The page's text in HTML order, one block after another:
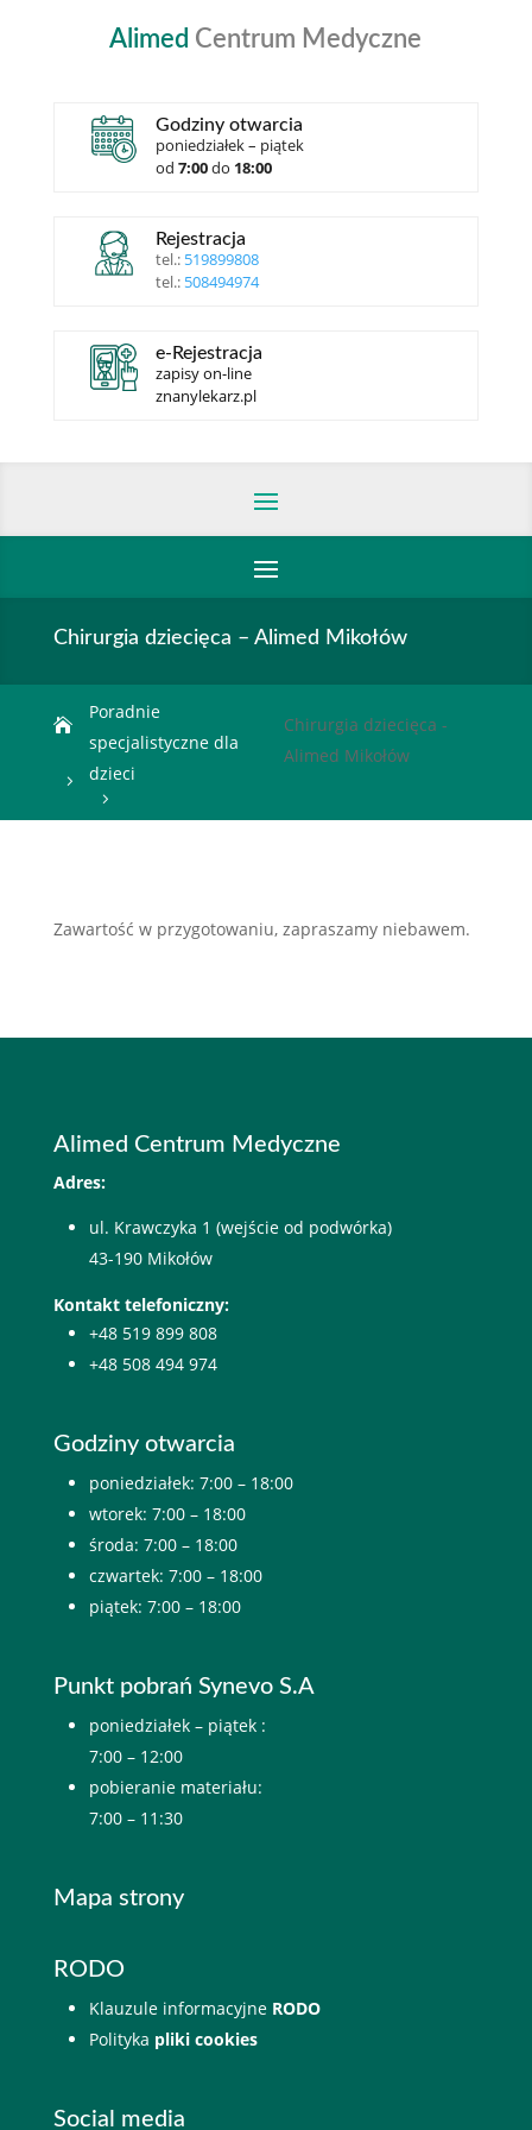
Alimed Centrum Medyczne
Godziny otwarcia
poniedziałek – piątek
od 7:00do 18:00
Rejestracja
tel.: 519899808
tel.: 508494974
e-Rejestracja
zapisy on-line
znanylekarz.pl
Chirurgia dziecięca – Alimed Mikołów

Poradnie
specjalistyczne dla
dzieci
Chirurgia dziecięca -
Alimed Mikołów
Zawartość w przygotowaniu, zapraszamy niebawem.
Alimed Centrum Medyczne
Adres:
ul. Krawczyka 1 (wejście od podwórka)
43-190 Mikołów
Kontakt telefoniczny:
+48 519 899 808
+48 508 494 974
Godziny otwarcia
poniedziałek: 7:00 – 18:00
wtorek: 7:00 – 18:00
środa: 7:00 – 18:00
czwartek: 7:00 – 18:00
piątek: 7:00 – 18:00
Punkt pobrań Synevo S.A
poniedziałek – piątek :
7:00 – 12:00
pobieranie materiału:
7:00 – 11:30
Mapa strony
RODO
Klauzule informacyjne RODO
Polityka pliki cookies
Social media